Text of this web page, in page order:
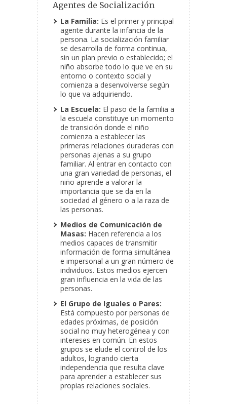
Agentes de Socialización
La Familia: Es el primer y principal
agente durante la infancia de la
persona. La socialización familiar
se desarrolla de forma continua,
sin un plan previo o establecido; el
niño absorbe todo lo que ve en su
entorno o contexto social y
comienza a desenvolverse según
lo que va adquiriendo.
La Escuela: El paso de la familia a
la escuela constituye un momento
de transición donde el niño
comienza a establecer las
primeras relaciones duraderas con
personas ajenas a su grupo
familiar. Al entrar en contacto con
una gran variedad de personas, el
niño aprende a valorar la
importancia que se da en la
sociedad al género o a la raza de
las personas.
Medios de Comunicación de
Masas: Hacen referencia a los
medios capaces de transmitir
información de forma simultánea
e impersonal a un gran número de
individuos. Estos medios ejercen
gran influencia en la vida de las
personas.
El Grupo de Iguales o Pares:
Está compuesto por personas de
edades próximas, de posición
social no muy heterogénea y con
intereses en común. En estos
grupos se elude el control de los
adultos, logrando cierta
independencia que resulta clave
para aprender a establecer sus
propias relaciones sociales.